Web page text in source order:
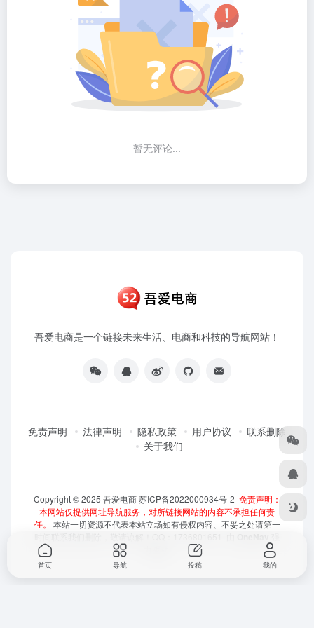
暂无评论...
吾爱电商是一个链接未来生活、电商和科技的导航网站！
免责声明 法律声明 隐私政策 用户协议
联系删除
关于我们
Copyright © 2025 吾爱电商 苏ICP备2022000934号-2 免责声明：
本网站仅提供网址导航服务，对所链接网站的内容不承担任何责
任。
本站一切资源不代表本站立场如有侵权内容、不妥之处请第一
首页 导航 投稿 我的